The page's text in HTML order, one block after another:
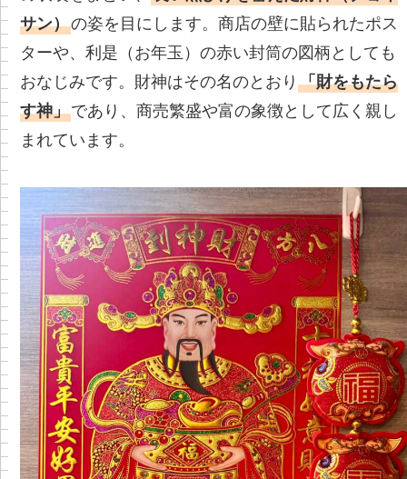
サン）の姿を目にします。商店の壁に貼られたポス
ターや、利是（お年玉）の赤い封筒の図柄としても
おなじみです。財神はその名のとおり「財をもたら
す神」であり、商売繁盛や富の象徴として広く親し
まれています。